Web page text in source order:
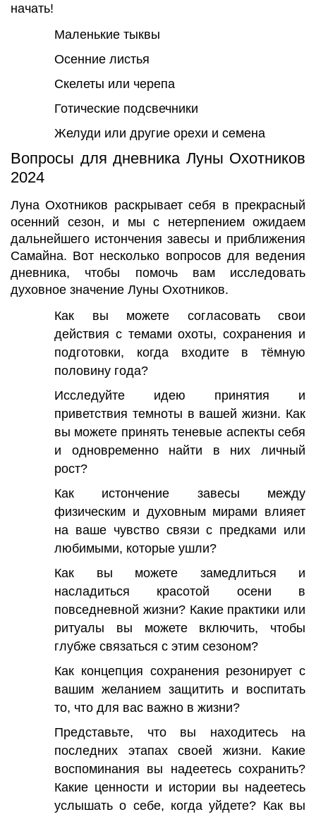
начать!
Маленькие тыквы
Осенние листья
Скелеты или черепа
Готические подсвечники
Желуди или другие орехи и семена
Вопросы для дневника Луны Охотников
2024
Луна Охотников раскрывает себя в прекрасный
осенний сезон, и мы с нетерпением ожидаем
дальнейшего истончения завесы и приближения
Самайна. Вот несколько вопросов для ведения
дневника, чтобы помочь вам исследовать
духовное значение Луны Охотников.
Как вы можете согласовать свои
действия с темами охоты, сохранения и
подготовки, когда входите в тёмную
половину года?
Исследуйте идею принятия и
приветствия темноты в вашей жизни. Как
вы можете принять теневые аспекты себя
и одновременно найти в них личный
рост?
Как истончение завесы между
физическим и духовным мирами влияет
на ваше чувство связи с предками или
любимыми, которые ушли?
Как вы можете замедлиться и
насладиться красотой осени в
повседневной жизни? Какие практики или
ритуалы вы можете включить, чтобы
глубже связаться с этим сезоном?
Как концепция сохранения резонирует с
вашим желанием защитить и воспитать
то, что для вас важно в жизни?
Представьте, что вы находитесь на
последних этапах своей жизни. Какие
воспоминания вы надеетесь сохранить?
Какие ценности и истории вы надеетесь
услышать о себе, когда уйдете? Как вы